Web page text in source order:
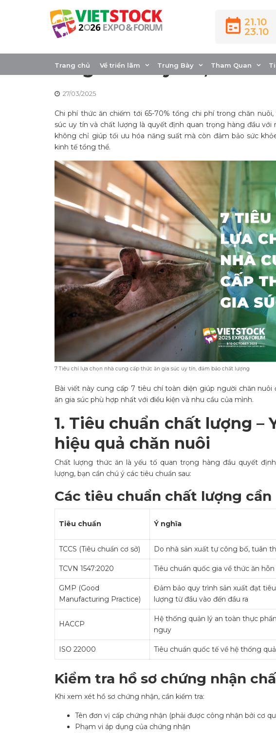
21.10
23.10
Trang chủ Về triển lãm Trưng Bày Tham Quan
7 Tiêu chí lựa chọn nhà
ăn gia súc uy tín, đảm
27/03/2025
Chi phí thức ăn chiếm tới 65-70% tổng chi phí trong chăn
súc uy tín và chất lượng là quyết định quan trọng hàng đầu
không chỉ giúp tối ưu hóa năng suất mà còn đảm bảo sức
kinh tế tổng thể.
7 Tiêu chí lựa chọn nhà cung cấp thức ăn gia súc uy tín, đảm bảo chất lượng
Bài viết này cung cấp 7 tiêu chí toàn diện giúp người chăn
ăn gia súc phù hợp nhất với điều kiện và nhu cầu của mình.
1. Tiêu chuẩn chất lượng –
hiệu quả chăn nuôi
Chất lượng thức ăn là yếu tố quan trọng hàng đầu quyết
lượng, bạn cần chú ý các tiêu chuẩn sau:
Các tiêu chuẩn chất lượng cần
Tiêu chuẩn Ý nghĩa
TCCS (Tiêu chuẩn cơ sở) Do nhà sản xuất tự công bố, tuân
TCVN 1547:2020 Tiêu chuẩn quốc gia về thức ăn
GMP (Good
Manufacturing Practice)
Đảm bảo quy trình sản xuất đạt
lượng từ đầu vào đến đầu ra
HACCP
Hệ thống quản lý an toàn thực
nguy
ISO 22000 Tiêu chuẩn quốc tế về hệ thống
Kiểm tra hồ sơ chứng nhận
Khi xem xét hồ sơ chứng nhận, cần kiểm tra:
Tên đơn vị cấp chứng nhận (phải được công nhận bởi cơ
Phạm vi áp dụng của chứng nhận